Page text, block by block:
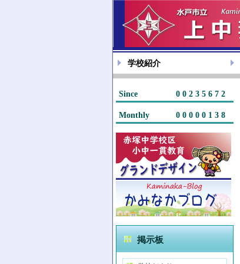
学校紹介
Since 00235672
Monthly 00000138
掲示板